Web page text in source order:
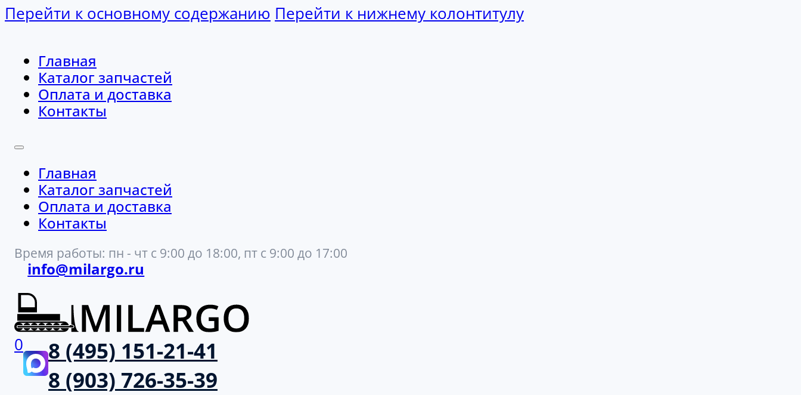
Перейти к основному содержанию Перейти к нижнему колонтитулу
Главная
Каталог запчастей
Оплата и доставка
Контакты
Главная
Каталог запчастей
Оплата и доставка
Контакты
Время работы: пн - чт с 9:00 до 18:00, пт с 9:00 до 17:00
info@milargo.ru
0
8 (495) 151-21-41
8 (903) 726-35-39